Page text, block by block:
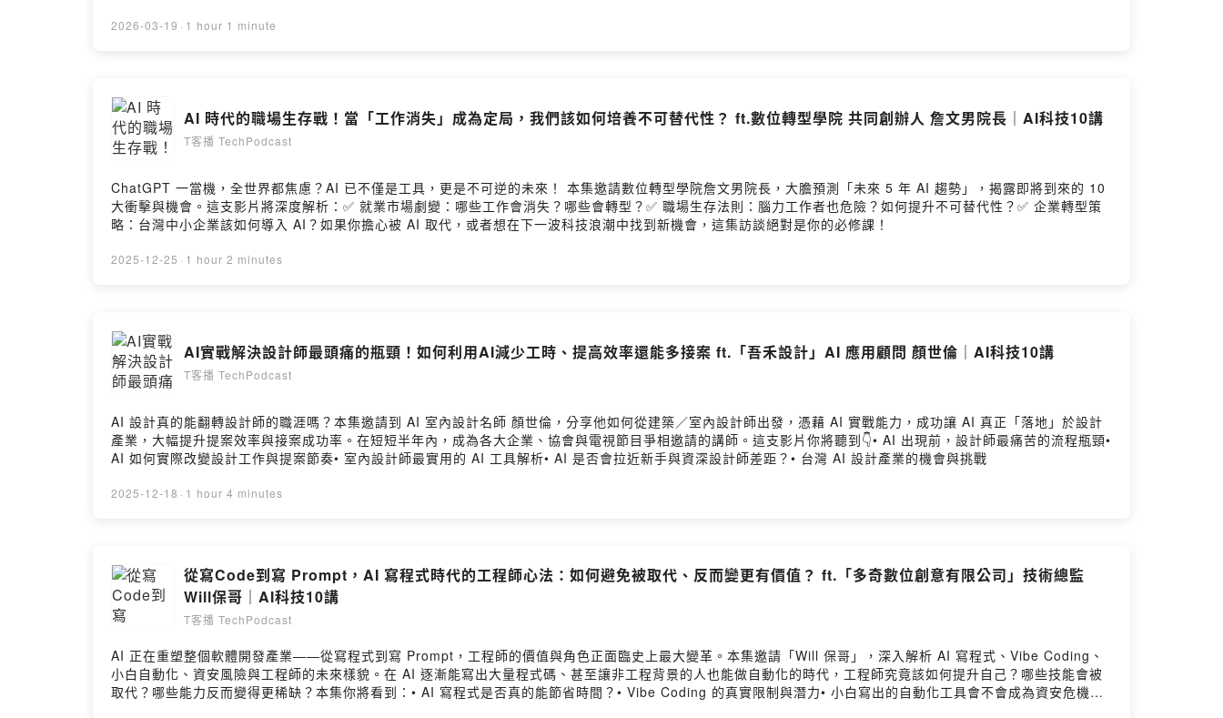
血！-------------------------------------------------------------------------------------------------------AI 時代，你的工作模式升級了嗎？迎戰 AI 浪潮，帶你預約更好的自
👉 https://lihi.cc/OHjat 掌握 AI 必學：VS Code & Markdown 基礎全指南👉 https://www.cite.tw/courses/aeam042p1Vibe Coding 入門學：Vibe Coding ×
Google Apps Script × n8n｜9 小時 AI 課程打造你的智慧自動化日常👉 https://www.cite.tw/courses/780別讓重複工作偷走你的時間，現在就開始改變！
2026-03-19 · 1 hour 1 minute
AI 時代的職場生存戰！當「工作消失」成為定局，我們該如何培養不可替代性？ ft.數位轉型學院 共同創辦人 詹文男院長｜AI科技10講
T客播 TechPodcast
ChatGPT 一當機，全世界都焦慮？AI 已不僅是工具，更是不可逆的未來！ 本集邀請數位轉型學院詹文男院長，大膽預測「未來 5 年 AI 趨勢」，揭露即將到來的 10
大衝擊與機會。這支影片將深度解析：✅ 就業市場劇變：哪些工作會消失？哪些會轉型？✅ 職場生存法則：腦力工作者也危險？如何提升不可替代性？✅ 企業轉型策
略：台灣中小企業該如何導入 AI？如果你擔心被 AI 取代，或者想在下一波科技浪潮中找到新機會，這集訪談絕對是你的必修課！
2025-12-25 · 1 hour 2 minutes
AI實戰解決設計師最頭痛的瓶頸！如何利用AI減少工時、提高效率還能多接案 ft.「吾禾設計」AI 應用顧問 顏世倫｜AI科技10講
T客播 TechPodcast
AI 設計真的能翻轉設計師的職涯嗎？本集邀請到 AI 室內設計名師 顏世倫，分享他如何從建築／室內設計師出發，憑藉 AI 實戰能力，成功讓 AI 真正「落地」於設計
產業，大幅提升提案效率與接案成功率。在短短半年內，成為各大企業、協會與電視節目爭相邀請的講師。這支影片你將聽到👇• AI 出現前，設計師最痛苦的流程瓶頸•
AI 如何實際改變設計工作與提案節奏• 室內設計師最實用的 AI 工具解析• AI 是否會拉近新手與資深設計師差距？• 台灣 AI 設計產業的機會與挑戰
2025-12-18 · 1 hour 4 minutes
從寫Code到寫 Prompt，AI 寫程式時代的工程師心法：如何避免被取代、反而變更有價值？ ft.「多奇數位創意有限公司」技術總監
Will保哥｜AI科技10講
T客播 TechPodcast
AI 正在重塑整個軟體開發產業——從寫程式到寫 Prompt，工程師的價值與角色正面臨史上最大變革。本集邀請「Will 保哥」，深入解析 AI 寫程式、Vibe Coding、
小白自動化、資安風險與工程師的未來樣貌。在 AI 逐漸能寫出大量程式碼、甚至讓非工程背景的人也能做自動化的時代，工程師究竟該如何提升自己？哪些技能會被
取代？哪些能力反而變得更稀缺？本集你將看到：• AI 寫程式是否真的能節省時間？• Vibe Coding 的真實限制與潛力• 小白寫出的自動化工具會不會成為資安危機？•